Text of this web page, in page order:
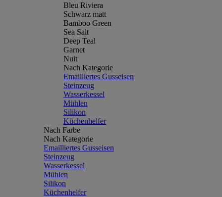
Bleu Riviera
Schwarz matt
Bamboo Green
Sea Salt
Deep Teal
Garnet
Nuit
Nach Kategorie
Emailliertes Gusseisen
Steinzeug
Wasserkessel
Mühlen
Silikon
Küchenhelfer
Nach Farbe
Nach Kategorie
Emailliertes Gusseisen
Steinzeug
Wasserkessel
Mühlen
Silikon
Küchenhelfer